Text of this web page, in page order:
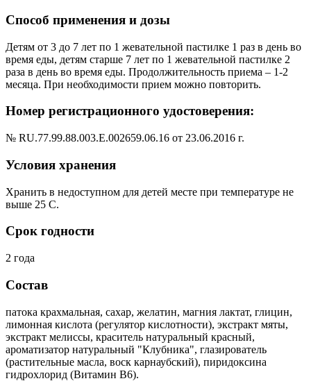
Способ применения и дозы
Детям от 3 до 7 лет по 1 жевательной пастилке 1 раз в день во
время еды, детям старше 7 лет по 1 жевательной пастилке 2
раза в день во время еды. Продолжительность приема – 1-2
месяца. При необходимости прием можно повторить.
Номер регистрационного удостоверения:
№ RU.77.99.88.003.E.002659.06.16 от 23.06.2016 г.
Условия хранения
Хранить в недоступном для детей месте при температуре не
выше 25 С.
Срок годности
2 года
Состав
патока крахмальная, сахар, желатин, магния лактат, глицин,
лимонная кислота (регулятор кислотности), экстракт мяты,
экстракт мелиссы, краситель натуральный красный,
ароматизатор натуральный "Клубника", глазирователь
(растительные масла, воск карнаубский), пиридоксина
гидрохлорид (Витамин В6).